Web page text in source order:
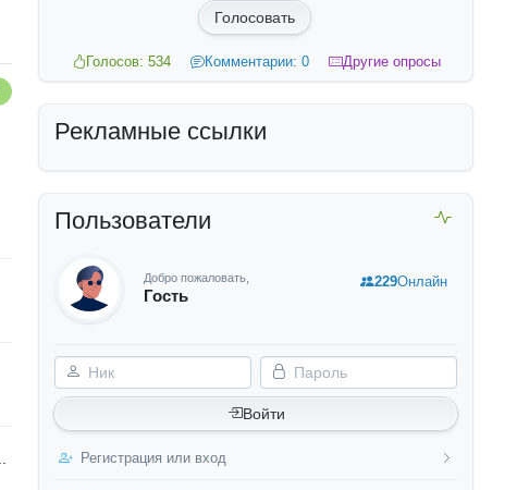
Голосовать
Голосов: 534 Комментарии: 0 Другие опросы
Рекламные ссылки
Пользователи
Добро пожаловать,
Гость
Ник Пароль
Войти
Регистрация или вход
229Онлайн